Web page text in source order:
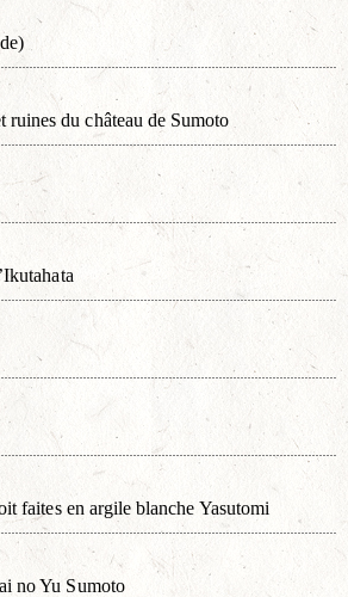
du château de Sumoto
faites en argile blanche Yasutomi
no Yu Sumoto